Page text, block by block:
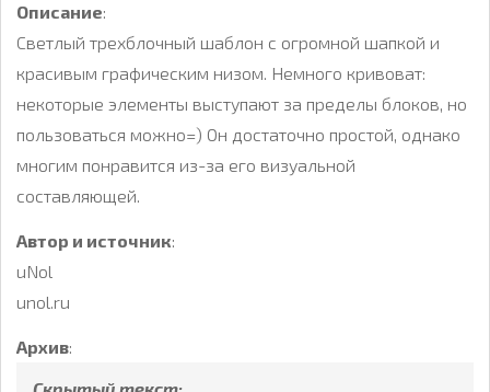
Описание:
Светлый трехблочный шаблон с огромной шапкой и
красивым графическим низом. Немного кривоват:
некоторые элементы выступают за пределы блоков, но
пользоваться можно=) Он достаточно простой, однако
многим понравится из-за его визуальной
составляющей.
Автор и источник:
uNol
unol.ru
Архив: